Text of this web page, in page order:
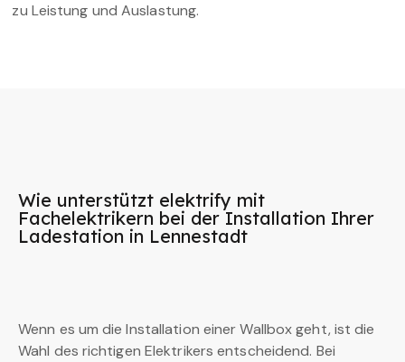
zu Leistung und Auslastung.
Wie unterstützt elektrify mit
Fachelektrikern bei der Installation Ihrer
Ladestation in Lennestadt
Wenn es um die Installation einer Wallbox geht, ist die
Wahl des richtigen Elektrikers entscheidend. Bei